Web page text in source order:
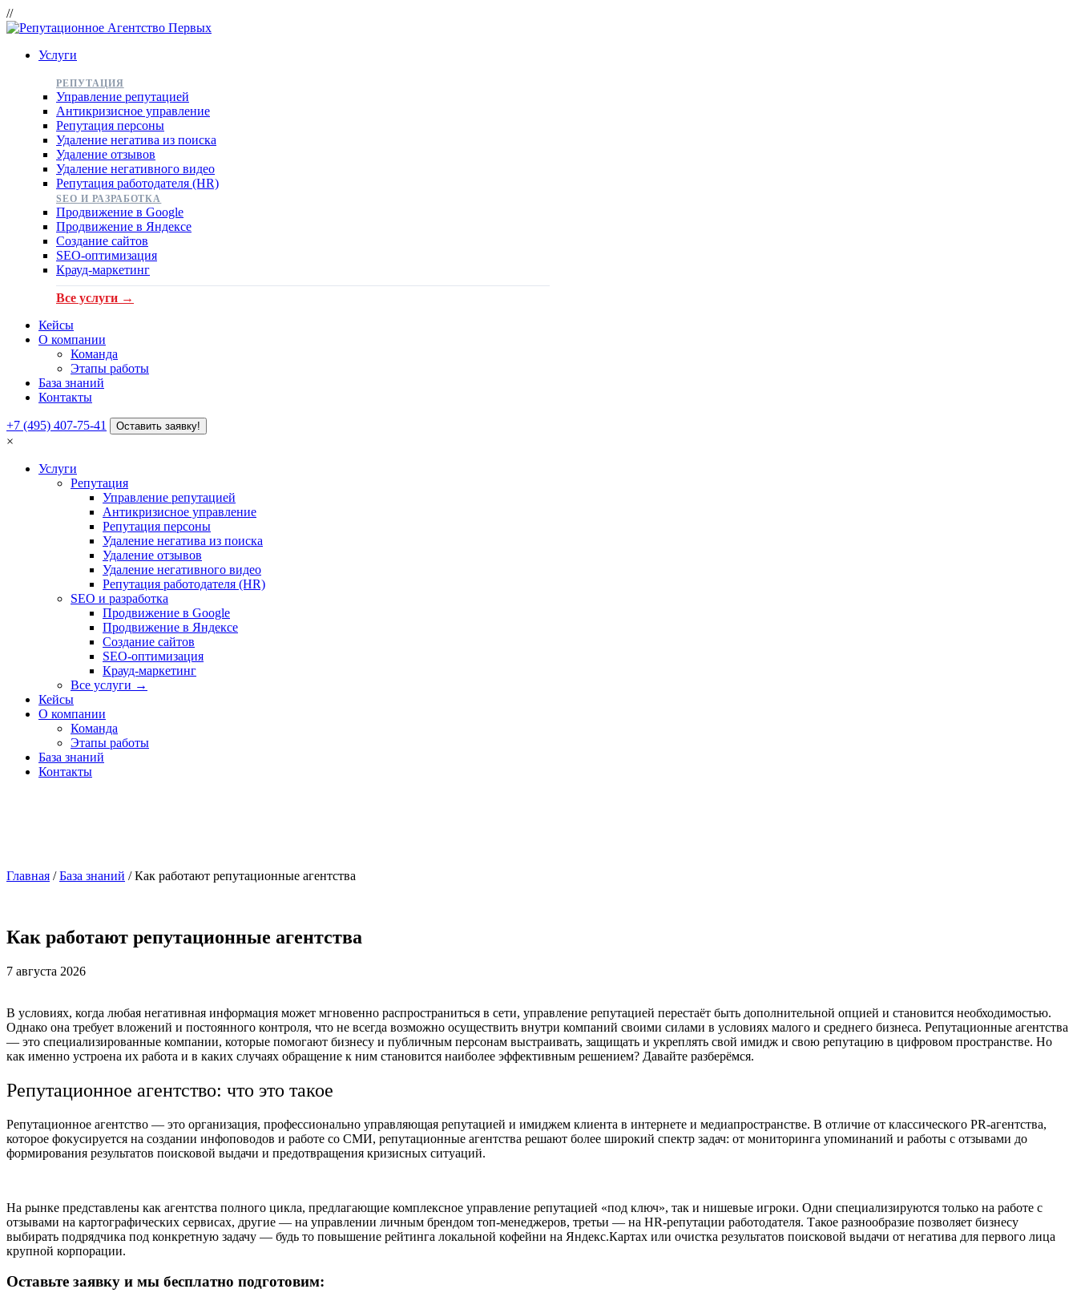
//
Услуги
РЕПУТАЦИЯ
Управление репутацией
Антикризисное управление
Репутация персоны
Удаление негатива из поиска
Удаление отзывов
Удаление негативного видео
Репутация работодателя (HR)
SEO И РАЗРАБОТКА
Продвижение в Google
Продвижение в Яндексе
Создание сайтов
SEO-оптимизация
Крауд-маркетинг
Все услуги →
Кейсы
О компании
Команда
Этапы работы
База знаний
Контакты
+7 (495) 407-75-41 Оставить заявку!
×
Услуги
Репутация
Управление репутацией
Антикризисное управление
Репутация персоны
Удаление негатива из поиска
Удаление отзывов
Удаление негативного видео
Репутация работодателя (HR)
SEO и разработка
Продвижение в Google
Продвижение в Яндексе
Создание сайтов
SEO-оптимизация
Крауд-маркетинг
Все услуги →
Кейсы
О компании
Команда
Этапы работы
База знаний
Контакты
Главная /База знаний /Как работают репутационные агентства
Как работают репутационные агентства
7 августа 2026
В условиях, когда любая негативная информация может мгновенно распространиться в сети, управление репутацией перестаёт быть дополнительной опцией и становится необходимостью.
Однако она требует вложений и постоянного контроля, что не всегда возможно осуществить внутри компаний своими силами в условиях малого и среднего бизнеса. Репутационные агентства
— это специализированные компании, которые помогают бизнесу и публичным персонам выстраивать, защищать и укреплять свой имидж и свою репутацию в цифровом пространстве. Но
как именно устроена их работа и в каких случаях обращение к ним становится наиболее эффективным решением? Давайте разберёмся.
Репутационное агентство: что это такое
Репутационное агентство — это организация, профессионально управляющая репутацией и имиджем клиента в интернете и медиапространстве. В отличие от классического PR-агентства,
которое фокусируется на создании инфоповодов и работе со СМИ, репутационные агентства решают более широкий спектр задач: от мониторинга упоминаний и работы с отзывами до
формирования результатов поисковой выдачи и предотвращения кризисных ситуаций.
На рынке представлены как агентства полного цикла, предлагающие комплексное управление репутацией «под ключ», так и нишевые игроки. Одни специализируются только на работе с
отзывами на картографических сервисах, другие — на управлении личным брендом топ-менеджеров, третьи — на HR-репутации работодателя. Такое разнообразие позволяет бизнесу
выбирать подрядчика под конкретную задачу — будь то повышение рейтинга локальной кофейни на Яндекс.Картах или очистка результатов поисковой выдачи от негатива для первого лица
крупной корпорации.
Оставьте заявку и мы бесплатно подготовим: